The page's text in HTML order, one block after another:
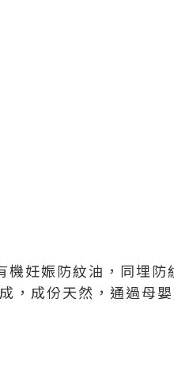
妊娠防紋油，同埋防
，成份天然，通過母